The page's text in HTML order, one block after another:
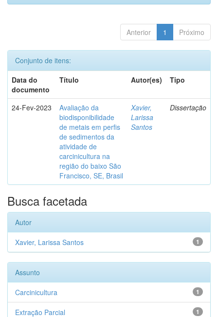
Anterior 1 Próximo
Conjunto de itens:
Data do
documento
Título Autor(es) Tipo
24-Fev-2023
Avaliação da
biodisponibilidade
de metais em perfis
de sedimentos da
atividade de
carcinicultura na
região do baixo São
Francisco, SE, Brasil
Xavier,
Larissa
Santos
Dissertação
Busca facetada
Autor
1
Xavier, Larissa Santos
Assunto
1
Carcinicultura
1
Extração Parcial